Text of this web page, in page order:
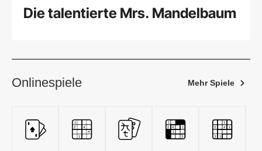
Die talentierte Mrs. Mandelbaum
Onlinespiele Mehr Spiele